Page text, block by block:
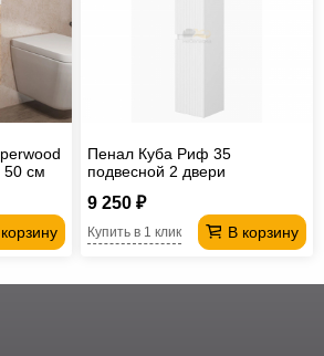
50 см
Пенал Куба Риф 35
подвесной 2 двери
9 250 ₽
В корзину
Купить в 1 клик